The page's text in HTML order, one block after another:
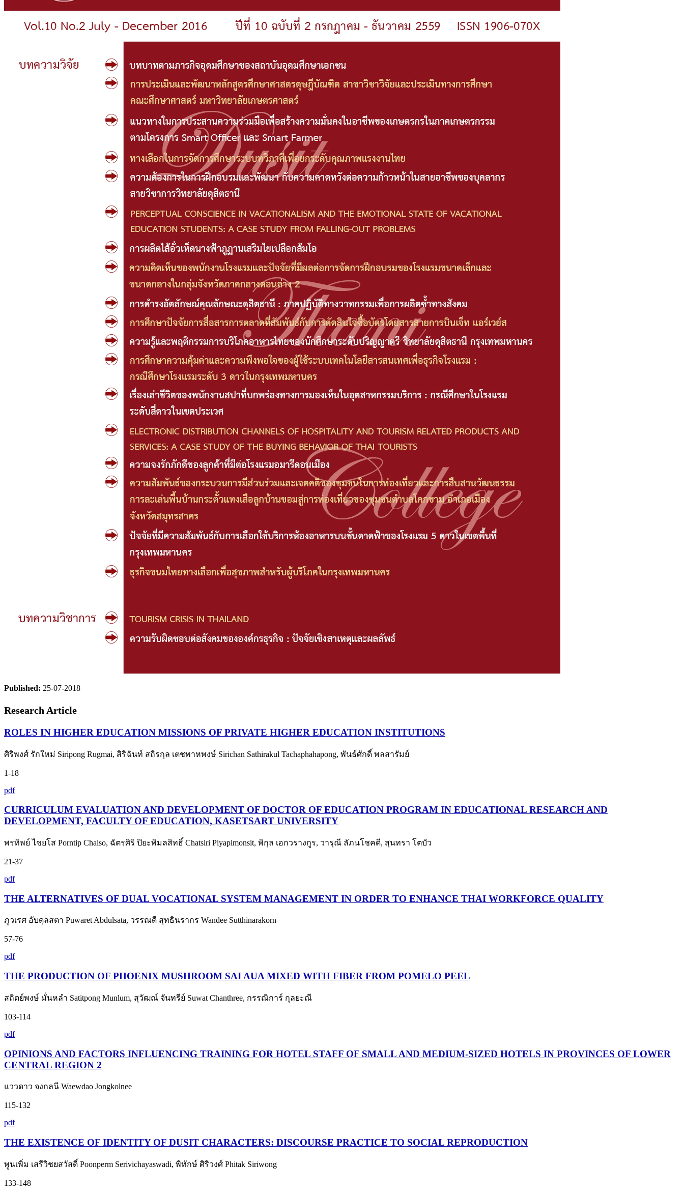
Published: 25-07-2018
Research Article
ROLES IN HIGHER EDUCATION MISSIONS OF PRIVATE HIGHER EDUCATION INSTITUTIONS
ศิริพงศ์ รักใหม่ Siripong Rugmai, สิริฉันท์ สถิรกุล เตชพาหพงษ์ Sirichan Sathirakul Tachaphahapong, พันธ์ศักดิ์ พลสารัมย์
1-18
pdf
CURRICULUM EVALUATION AND DEVELOPMENT OF DOCTOR OF EDUCATION PROGRAM IN EDUCATIONAL RESEARCH AND
DEVELOPMENT, FACULTY OF EDUCATION, KASETSART UNIVERSITY
พรทิพย์ ไชยโส Porntip Chaiso, ฉัตรศิริ ปิยะพิมลสิทธิ์ Chatsiri Piyapimonsit, พิกุล เอกวรางกูร, วารุณี ลัภนโชคดี, สุนทรา โตบัว
21-37
pdf
THE ALTERNATIVES OF DUAL VOCATIONAL SYSTEM MANAGEMENT IN ORDER TO ENHANCE THAI WORKFORCE QUALITY
ภูวเรศ อับดุลสตา Puwaret Abdulsata, วรรณดี สุทธินรากร Wandee Sutthinarakorn
57-76
pdf
THE PRODUCTION OF PHOENIX MUSHROOM SAI AUA MIXED WITH FIBER FROM POMELO PEEL
สถิตย์พงษ์ มั่นหลำ Satitpong Munlum, สุวัฒณ์ จันทรีย์ Suwat Chanthree, กรรณิการ์ กุลยะณี
103-114
pdf
OPINIONS AND FACTORS INFLUENCING TRAINING FOR HOTEL STAFF OF SMALL AND MEDIUM-SIZED HOTELS IN PROVINCES OF LOWER
CENTRAL REGION 2
แววดาว จงกลนี Waewdao Jongkolnee
115-132
pdf
THE EXISTENCE OF IDENTITY OF DUSIT CHARACTERS: DISCOURSE PRACTICE TO SOCIAL REPRODUCTION
พูนเพิ่ม เสรีวิชยสวัสดิ์ Poonperm Serivichayaswadi, พิทักษ์ ศิริวงศ์ Phitak Siriwong
133-148